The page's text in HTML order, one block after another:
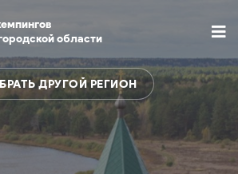
области
ДРУГОЙ РЕГИОН